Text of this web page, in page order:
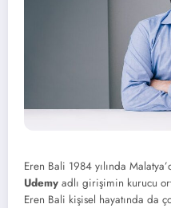
Eren Bali 1984 yılında
Udemy adlı girişimin kurucu
Eren Bali kişisel hayatında da